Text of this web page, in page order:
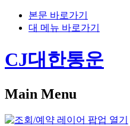
본문 바로가기
대 메뉴 바로가기
CJ대한통운
Main Menu